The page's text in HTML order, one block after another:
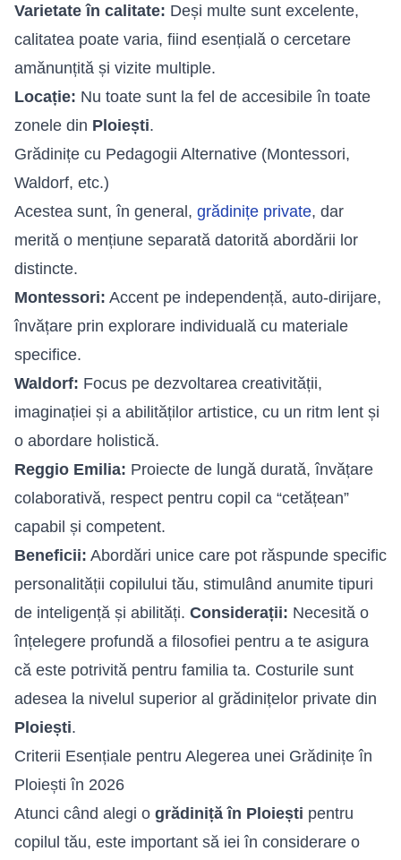
Varietate în calitate: Deși multe sunt excelente,
calitatea poate varia, fiind esențială o cercetare
amănunțită și vizite multiple.
Locație: Nu toate sunt la fel de accesibile în toate
zonele din Ploiești.
Grădinițe cu Pedagogii Alternative (Montessori,
Waldorf, etc.)
Acestea sunt, în general, grădinițe private, dar
merită o mențiune separată datorită abordării lor
distincte.
Montessori: Accent pe independență, auto-dirijare,
învățare prin explorare individuală cu materiale
specifice.
Waldorf: Focus pe dezvoltarea creativității,
imaginației și a abilităților artistice, cu un ritm lent și
o abordare holistică.
Reggio Emilia: Proiecte de lungă durată, învățare
colaborativă, respect pentru copil ca “cetățean”
capabil și competent.
Beneficii: Abordări unice care pot răspunde specific
personalității copilului tău, stimulând anumite tipuri
de inteligență și abilități. Considerații: Necesită o
înțelegere profundă a filosofiei pentru a te asigura
că este potrivită pentru familia ta. Costurile sunt
adesea la nivelul superior al grădinițelor private din
Ploiești.
Criterii Esențiale pentru Alegerea unei Grădinițe în
Ploiești în 2026
Atunci când alegi o grădiniță în Ploiești pentru
copilul tău, este important să iei în considerare o